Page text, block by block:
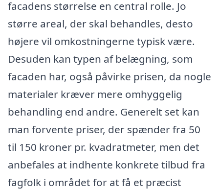
facadens størrelse en central rolle. Jo
større areal, der skal behandles, desto
højere vil omkostningerne typisk være.
Desuden kan typen af belægning, som
facaden har, også påvirke prisen, da nogle
materialer kræver mere omhyggelig
behandling end andre. Generelt set kan
man forvente priser, der spænder fra 50
til 150 kroner pr. kvadratmeter, men det
anbefales at indhente konkrete tilbud fra
fagfolk i området for at få et præcist